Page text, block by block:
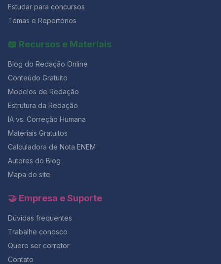
Estudar para concursos
Temas e Repertórios
📖 Recursos e Materiais
Blog do Redação Online
Conteúdo Gratuito
Modelos de Redação
Estrutura da Redação
IA vs. Correção Humana
Materiais Gratuitos
Calculadora de Nota ENEM
Autores do Blog
Mapa do site
🤝 Empresa e Suporte
Dúvidas frequentes
Trabalhe conosco
Quero ser corretor
Contato